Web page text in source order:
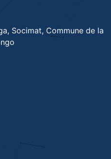
Socimat, Commune de la